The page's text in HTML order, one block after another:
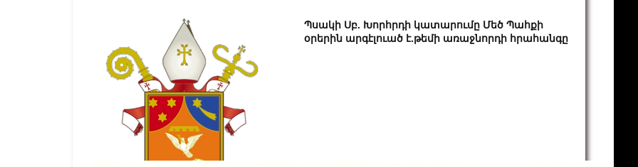
Պսակի Սբ. Խորհրդի կատարումը Մեծ Պահքի
օրերին արգէլուած է.թեմի առաջնորդի հրահանգը